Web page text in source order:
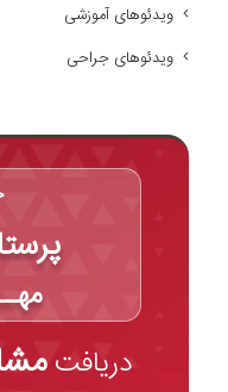
ویدئوهای آموزشی
ویدئوهای جراحی
دریافت